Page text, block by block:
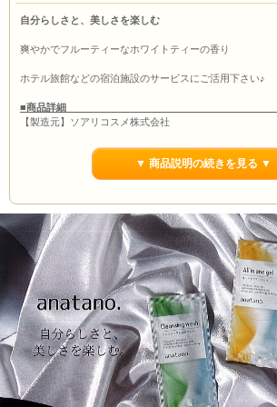
自分らしさと、美しさを楽しむ
爽やかでフルーティーなホワイトティーの香り
ホテル旅館などの宿泊施設のサービスにご活用下さい♪
■商品詳
【製造元】ソアリコスメ株式会社
【商品】化粧品パウチセット（台紙付）
・オールインワンジェル3ｍｌパウチ
肌に嬉しいヒアルロン酸と保湿力たっぷり８種類の植物
ナイアシンアミド×８種類の植物エキスで深くうるおう。
ホワイトティーの香りとヒアルロン酸で、癒されながら
肌へ。
・ヘアオイル1ｍｌパウチ
11種類の植物オイル配合。
髪にうるおいを届ける11種類の植物オイルで、贅沢保湿
とした香り豊かな美髪へ。
【原産国】日本
▼ 商品説明の続きを見る ▼